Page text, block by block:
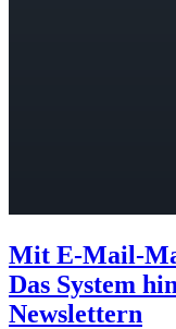
Mit E-Mail-
Das System
Newslettern